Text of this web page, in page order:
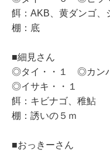
餌：AKB、黄ダンゴ、
棚：底
■細見さん
◎タイ・・１ ◎カン
◎イサキ・・１
餌：キビナゴ、稚鮎
棚：誘いの５ｍ
■おっきーさん